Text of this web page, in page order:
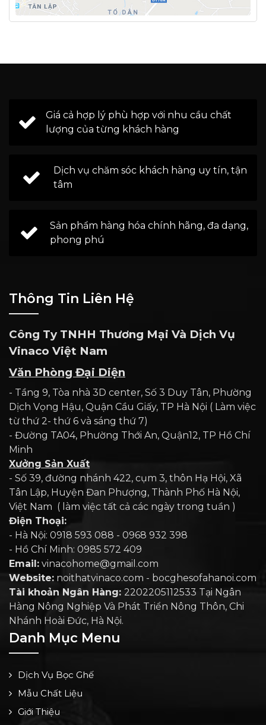
Giá cả hợp lý phù hợp với nhu cầu chất
lượng của từng khách hàng
Dịch vụ chăm sóc khách hàng uy tín, tận
tâm
Sản phẩm hàng hóa chính hãng, đa dạng,
phong phú
Thông Tin Liên Hệ
Công Ty TNHH Thương Mại Và Dịch Vụ
Vinaco Việt Nam
Văn Phòng Đại Diện
- Tầng 9, Tòa nhà 3D center, Số 3 Duy Tân, Phường
Dịch Vọng Hậu, Quận Cầu Giấy, TP Hà Nội ( Làm việc
từ thứ 2- thứ 6 và sáng thứ 7)
- Đường TA04, Phường Thới An, Quận12, TP Hồ Chí
Minh
Xưởng Sản Xuất
- Số 39, đường nhánh 422, cụm 3, thôn Hạ Hội, Xã
Tân Lập, Huyện Đan Phượng, Thành Phố Hà Nội,
Việt Nam ( làm việc tất cả các ngày trong tuần )
Điện Thoại:
- Hà Nội: 0918 593 088 - 0968 932 398
- Hồ Chí Minh: 0985 572 409
Email: vinacohome@gmail.com
Website: noithatvinaco.com - bocghesofahanoi.com
Tài khoản Ngân Hàng: 2202205112533 Tại Ngân
Hàng Nông Nghiệp Và Phát Triển Nông Thôn, Chi
Nhánh Hoài Đức, Hà Nội.
Danh Mục Menu
Dịch Vụ Bọc Ghế
Mẫu Chất Liệu
Giới Thiệu